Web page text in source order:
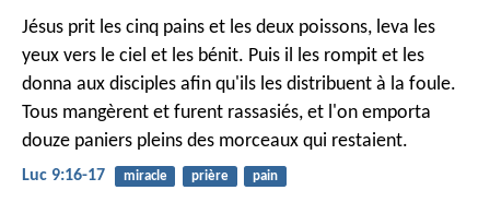
Jésus prit les cinq pains et les deux poissons, leva les
yeux vers le ciel et les bénit. Puis il les rompit et les
donna aux disciples afin qu'ils les distribuent à la foule.
Tous mangèrent et furent rassasiés, et l'on emporta
douze paniers pleins des morceaux qui restaient.
Luc 9:16-17 miracle prière pain